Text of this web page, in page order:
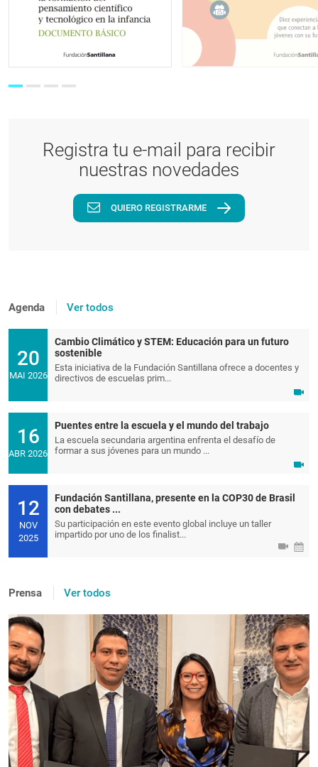
Registra tu e-mail para recibir
nuestras novedades
QUIERO REGISTRARME
Agenda Ver todos
20
MAI 2026
Cambio Climático y STEM: Educación para un futuro
sostenible
Esta iniciativa de la Fundación Santillana ofrece a docentes y
directivos de escuelas prim...
16
ABR 2026
Puentes entre la escuela y el mundo del trabajo
La escuela secundaria argentina enfrenta el desafío de
formar a sus jóvenes para un mundo ...
12
NOV
2025
Fundación Santillana, presente en la COP30 de Brasil
con debates ...
Su participación en este evento global incluye un taller
impartido por uno de los finalist...
Prensa Ver todos